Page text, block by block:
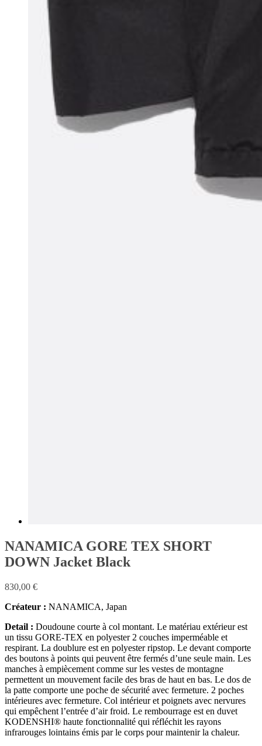
NANAMICA GORE TEX SHORT
DOWN Jacket Black
830,00 €
Créateur : NANAMICA, Japan
Detail : Doudoune courte à col montant. Le matériau extérieur est
un tissu GORE-TEX en polyester 2 couches imperméable et
respirant. La doublure est en polyester ripstop. Le devant comporte
des boutons à points qui peuvent être fermés d’une seule main. Les
manches à empiècement comme sur les vestes de montagne
permettent un mouvement facile des bras de haut en bas. Le dos de
la patte comporte une poche de sécurité avec fermeture. 2 poches
intérieures avec fermeture. Col intérieur et poignets avec nervures
qui empêchent l’entrée d’air froid. Le rembourrage est en duvet
KODENSHI®︎ haute fonctionnalité qui réfléchit les rayons
infrarouges lointains émis par le corps pour maintenir la chaleur.